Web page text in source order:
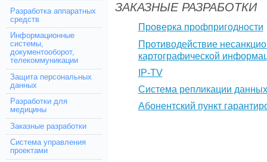
Разработка аппаратных
средств
Информационные
системы,
документооборот,
телекоммуникации
Защита персональных
данных
Разработки для
медицины
Заказные разработки
Система управления
проектами
ЗАКАЗНЫЕ РАЗРАБОТКИ
Проверка профпригодности
Противодействие
картографической
IP-TV
Система репликации данных
Абонентский пункт